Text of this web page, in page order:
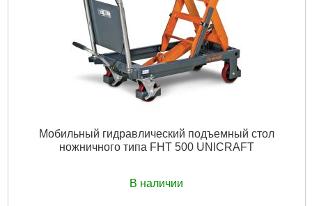
Мобильный гидравлический подъемный стол
ножничного типа FHT 500 UNICRAFT
В наличии